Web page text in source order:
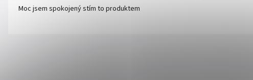
Moc jsem spokojený stím to produktem